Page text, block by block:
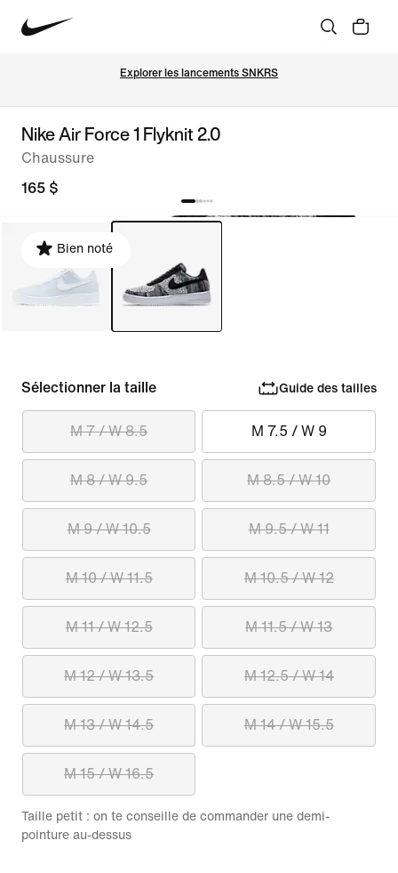
Explorer les lancements SNKRS
Nike Air Force 1 Flyknit 2.0
Chaussure
165 $
Bien noté
Sélectionner la taille Guide des tailles
M 7 / W 8.5 M 7.5 / W 9
M 8 / W 9.5 M 8.5 / W 10
M 9 / W 10.5 M 9.5 / W 11
M 10 / W 11.5 M 10.5 / W 12
M 11 / W 12.5 M 11.5 / W 13
M 12 / W 13.5 M 12.5 / W 14
M 13 / W 14.5 M 14 / W 15.5
M 15 / W 16.5
Taille petit : on te conseille de commander une demi-
pointure au-dessus